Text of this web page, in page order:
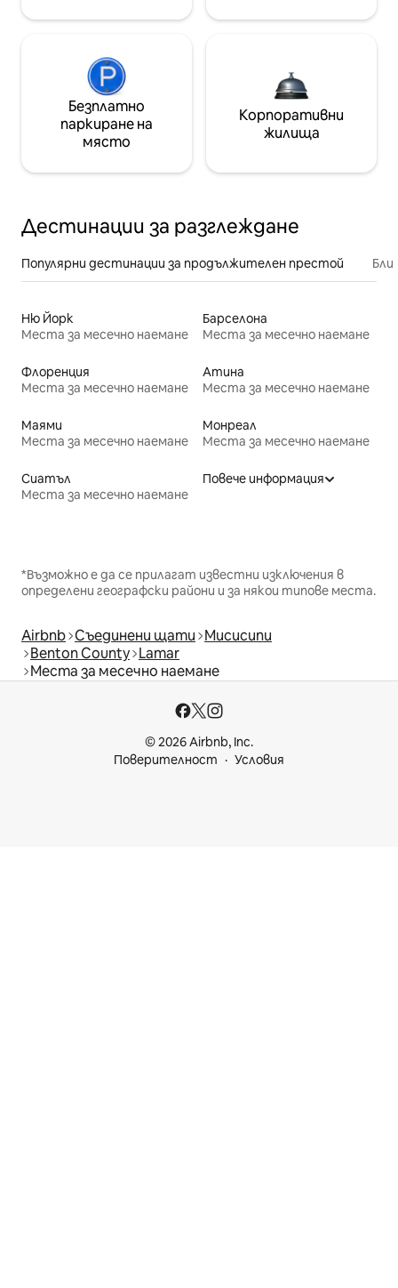
Безплатно
паркиране на
място
Корпоративни
жилища
Дестинации за разглеждане
Популярни дестинации за продължителен престой
Ню Йорк
Места за месечно наемане
Барселона
Места за месечно наемане
Флоренция
Места за месечно наемане
Атина
Места за месечно наемане
Маями
Места за месечно наемане
Монреал
Места за месечно наемане
Сиатъл
Места за месечно наемане
Повече информация
*Възможно е да се прилагат известни изключения в
определени географски райони и за някои типове места.
Airbnb Съединени щати Мисисипи
Benton County Lamar
Места за месечно наемане
© 2026 Airbnb, Inc.
Поверителност
Условия